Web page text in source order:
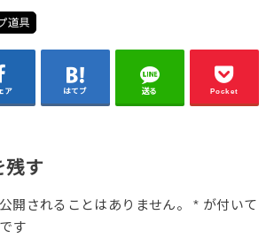
道具
ア はてブ 送る Pocket
残す
開されることはありません。 * が付いて
す